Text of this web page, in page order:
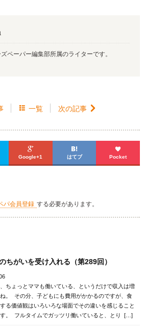
ペーパー編集部所属のライターです。
 一覧 次の記事 

Google+1

はてブ

Pocket
パ会員登録 する必要があります。
ちがいを受け入れる（第289回）
ちょっとママも働いている、というだけで収入は増
。 その分、子どもにも費用がかかるのですが、食
る価値観はいろいろな場面でその違いを感じること
。 フルタイムでガッツリ働いていると、とり […]